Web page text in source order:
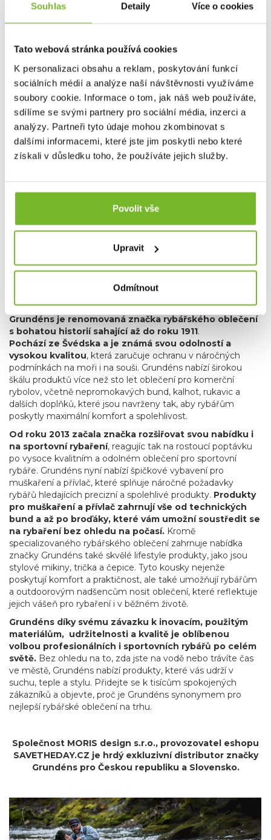
Souhlas Detaily Více o cookies
Tato webová stránka používá cookies
K personalizaci obsahu a reklam, poskytování funkcí
sociálních médií a analýze naší návštěvnosti využíváme
soubory cookie. Informace o tom, jak náš web používáte,
sdílíme se svými partnery pro sociální média, inzerci a
analýzy. Partneři tyto údaje mohou zkombinovat s
dalšími informacemi, které jste jim poskytli nebo které
získali v důsledku toho, že používáte jejich služby.
Povolit vše
Upravit
Odmítnout
Nastavitelné manžety.
O ZNAČCE
Grundéns je renomovaná značka rybářského oblečení
s bohatou historií sahající až do roku 1911.
Pochází ze Švédska a je známá svou odolností a
vysokou kvalitou, která zaručuje ochranu v náročných
podmínkách na moři i na souši. Grundéns nabízí širokou
škálu produktů více než sto let oblečení pro komerční
rybolov, včetně nepromokavých bund, kalhot, rukavic a
dalších doplňků, které jsou navrženy tak, aby rybářům
poskytly maximální komfort a spolehlivost.
Od roku 2013 začala značka rozšiřovat svou nabídku i
na sportovní rybaření, reagujíc tak na rostoucí poptávku
po vysoce kvalitním a odolném oblečení pro sportovní
rybáře. Grundéns nyní nabízí špičkové vybavení pro
muškaření a přívlač, které splňuje náročné požadavky
rybářů hledajících precizní a spolehlivé produkty. Produkty
pro muškaření a přívlač zahrnují vše od technických
bund a až po broďáky, které vám umožní soustředit se
na rybaření bez ohledu na počasí. Kromě
specializovaného rybářského oblečení zahrnuje nabídka
značky Grundéns také skvělé lifestyle produkty, jako jsou
stylové mikiny, trička a čepice. Tyto kousky nejenže
poskytují komfort a praktičnost, ale také umožňují rybářům
a outdoorovým nadšencům nosit oblečení, které reflektuje
jejich vášeň pro rybaření i v běžném životě.
Grundéns díky svému závazku k inovacím, použitým
materiálům, udržitelnosti a kvalitě je oblíbenou
volbou profesionálních i sportovních rybářů po celém
světě. Bez ohledu na to, zda jste na vodě nebo trávíte čas
ve městě, Grundéns nabízí produkty, které vás udrží v
suchu, teple a stylu. Přidejte se k tisícům spokojených
zákazníků a objevte, proč je Grundéns synonymem pro
nejlepší rybářské oblečení na trhu.
Společnost MORIS design s.r.o., provozovatel eshopu
SAVETHEDAY.CZ je hrdý exkluzivní distributor značky
Grundéns pro Českou republiku a Slovensko.